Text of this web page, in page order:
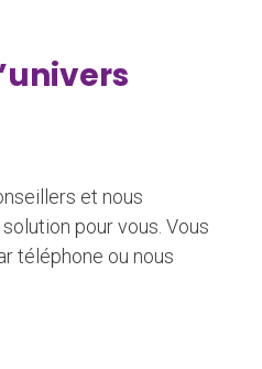
et nous
pour vous. Vous
téléphone ou nous